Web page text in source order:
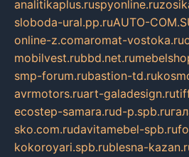
analitikaplus.ruspyonline.ru
sloboda-ural.pp.ruAUTO-
online-z.comaromat-vostoka.ru
mobilvest.rubbd.net.ru
smp-forum.rubastion-td.ru
avrmotors.ruart-galadesign.ru
ecostep-samara.rud-p.spb.ru
sko.com.rudavitamebel-spb.ru
kokoroyari.spb.rublesna-